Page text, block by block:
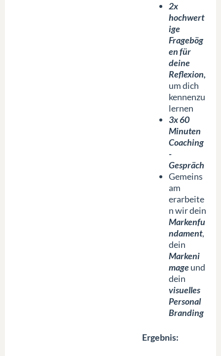
2x
hochwert
ige
Fragebög
en für
deine
Reflexion,
um dich
kennenzu
lernen
3x 60
Minuten
Coaching
-
Gespräch
Gemeins
am
erarbeite
n wir dein
Markenfu
ndament,
dein
Markeni
mageund
dein
visuelles
Personal
Branding
Ergebnis: